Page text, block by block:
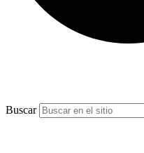
Buscar